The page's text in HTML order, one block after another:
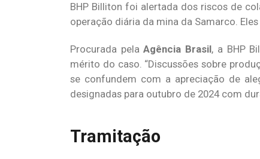
BHP Billiton foi alertada dos riscos de
operação diária da mina da Samarco.
Procurada pelaAgência Brasil, a BHP
mérito do caso. “Discussões sobre
se confundem com a apreciação de
designadas para outubro de 2024 com
Tramitação